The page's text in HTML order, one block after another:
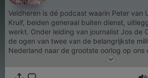
Veldheren is dé podcast waarin Peter van
Kruif, beiden generaal buiten dienst,
werkt. Onder leiding van journalist Jos de
de ogen van twee van de belangrijkste
Nederland naar de grootste oorlog op ons